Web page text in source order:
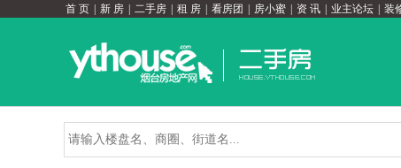
首 页 新 房 二手房 租 房 看房团 房小蜜 资 讯 业主论坛 装